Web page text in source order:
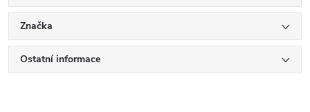
Značka
Ostatní informace